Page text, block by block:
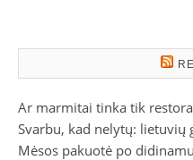
Ar marmitai tinka tik
Svarbu, kad nelytų: lietuvių
Mėsos pakuotė po